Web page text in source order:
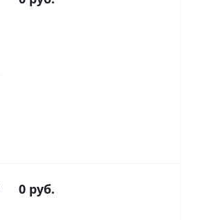
0 руб.